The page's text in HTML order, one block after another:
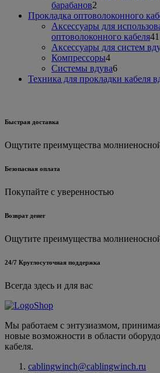
барабанов2
товара
Прокладка оптоволоконного
Аксессуары для
оптоволоконного кабеля41
Аксессуары для систем
Компрессоры44
товара
Системы вдува66
товаров
Техника для прокладки кабеля
Быстрая доставка
Ощутите преимущества
Безопасная оплата
Покупайте с уверенностью
Возврат денег
Ощутите преимущества
24/7 Круглосуточная поддержка
Всегда здесь и для вас
Мы работаем с энтузиазмом,
новые возможности в области
кабеля.
cablingwinch@cablingwinch.ru